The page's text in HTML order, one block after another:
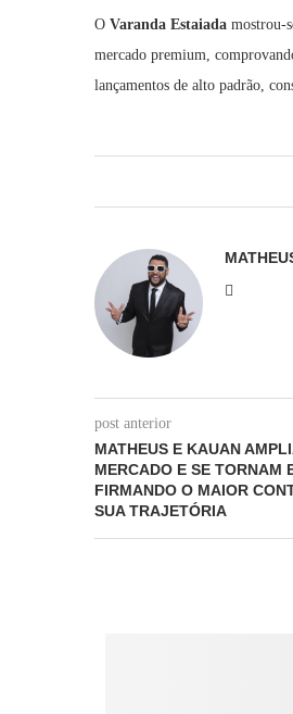
O Varanda Estaiada mostrou-
mercado premium,
lançamentos de alto padrão,
post anterior
MATHEUS E KAUAN
MERCADO E SE TORNAM
FIRMANDO O MAIOR
SUA TRAJETÓRIA